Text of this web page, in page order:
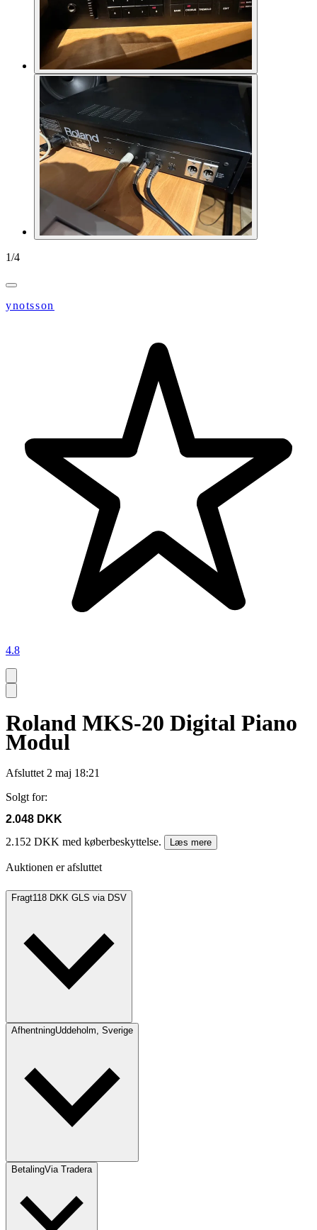
1/4
ynotsson
4.8
Roland MKS-20 Digital Piano
Modul
Afsluttet 2 maj 18:21
Solgt for:
2.048 DKK
2.152 DKK med køberbeskyttelse.
Læs mere
Auktionen er afsluttet
Fragt118 DKK GLS via DSV
AfhentningUddeholm, Sverige
BetalingVia Tradera